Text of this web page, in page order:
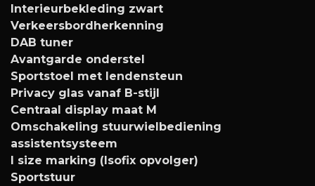
Interieurbekleding zwart
Verkeersbordherkenning
DAB tuner
Avantgarde onderstel
Sportstoel met lendensteun
Privacy glas vanaf B-stijl
Centraal display maat M
Omschakeling stuurwielbediening
assistentsysteem
I size marking (Isofix opvolger)
Sportstuur